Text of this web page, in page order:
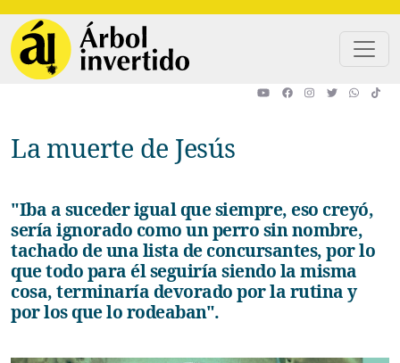
La muerte de Jesús
"Iba a suceder igual que siempre, eso creyó,
sería ignorado como un perro sin nombre,
tachado de una lista de concursantes, por lo
que todo para él seguiría siendo la misma
cosa, terminaría devorado por la rutina y
por los que lo rodeaban".